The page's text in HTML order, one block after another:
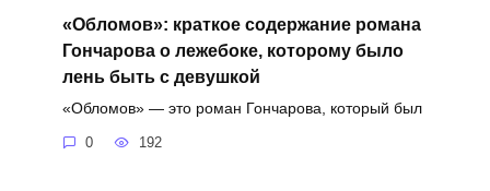
«Обломов»: краткое содержание романа
Гончарова о лежебоке, которому было
лень быть с девушкой
«Обломов» — это роман Гончарова, который был
0 192